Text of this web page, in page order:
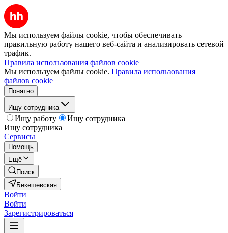
Мы используем файлы cookie, чтобы обеспечивать
правильную работу нашего веб-сайта и анализировать сетевой
трафик.
Правила использования файлов cookie
Мы используем файлы cookie. Правила использования
файлов cookie
Понятно
Ищу сотрудника
Ищу работу
Ищу сотрудника
Ищу сотрудника
Сервисы
Помощь
Ещё
Поиск
Бекешевская
Войти
Войти
Зарегистрироваться